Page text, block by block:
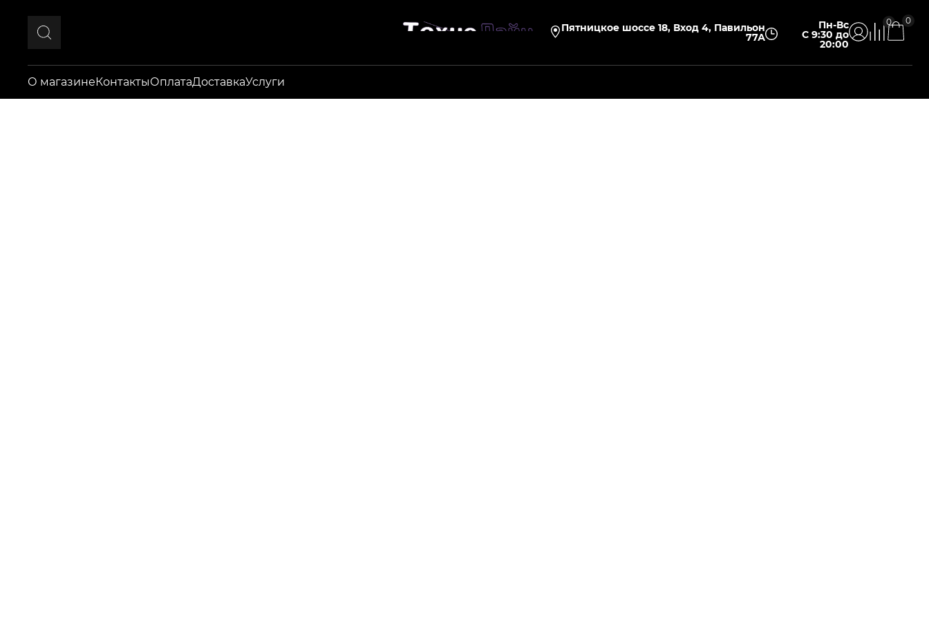
Пятницкое шоссе 18, Вход 4, Павильон
77А
Пн-Вс
С 9:30 до
20:00
0 0
О магазинеКонтактыОплатаДоставкаУслуги